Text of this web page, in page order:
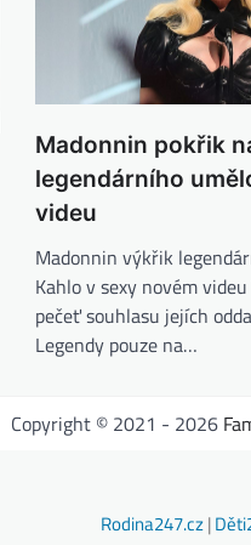
Madonnin pokřik
legendárního
videu
Madonnin výkřik
Kahlo v sexy novém
pečeť souhlasu jejích
Legendy pouze na…
Copyright © 2021 - 2026
Rodina247.cz|